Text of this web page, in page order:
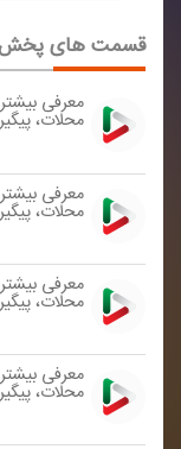
قسمت های
معرفی
محلات،
معرفی
محلات،
معرفی
محلات،
معرفی
محلات،